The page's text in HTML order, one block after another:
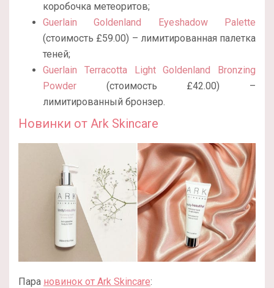
коробочка метеоритов;
Guerlain Goldenland Eyeshadow Palette
(стоимость £59.00) – лимитированная палетка
теней;
Guerlain Terracotta Light Goldenland Bronzing
Powder (стоимость £42.00) –
лимитированный бронзер.
Новинки от Ark Skincare
Пара новинок от Ark Skincare: